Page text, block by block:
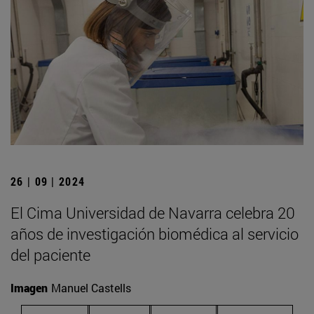
26 | 09 | 2024
El Cima Universidad de Navarra celebra 20
años de investigación biomédica al servicio
del paciente
Imagen Manuel Castells